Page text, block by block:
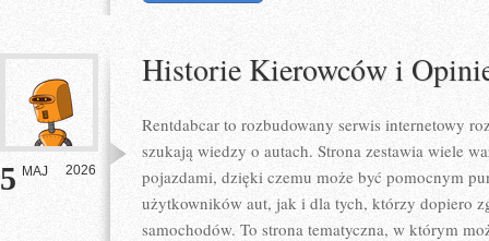
5 MAJ 2026
Historie Kierowców i
Rentdabcar to rozbudowany serwis internetowy
szukają wiedzy o autach. Strona zestawia wiele
pojazdami, dzięki czemu może być pomocnym
użytkowników aut, jak i dla tych, którzy dopiero
samochodów. To strona tematyczna, w którym